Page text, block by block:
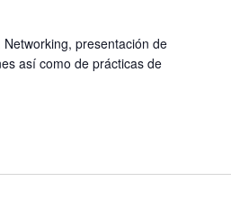
presentación de
así como de prácticas de